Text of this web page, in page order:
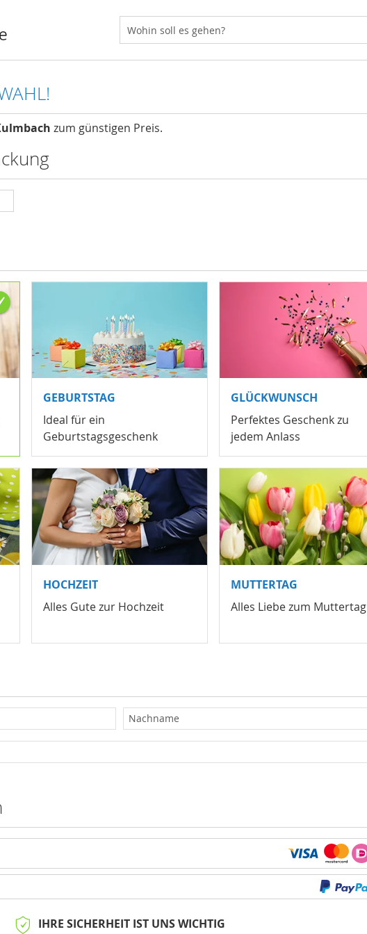
- Taste Hotel Kulmbach
zum günstigen Preis.
GEBURTSTAG
Ideal für ein
Geburtstagsgeschenk
GLÜCKWUNSCH
Perfektes Geschenk zu
jedem Anlass
HOCHZEIT
Alles Gute zur Hochzeit
MUTTERTAG
Alles Liebe zum Muttertag
IHRE SICHERHEIT IST UNS WICHTIG